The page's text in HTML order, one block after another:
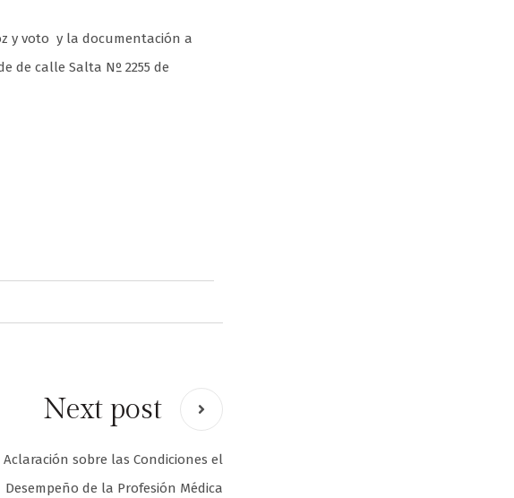
y voto y la documentación a
de calle Salta Nº 2255 de
Next post
Aclaración sobre las Condiciones el
Desempeño de la Profesión Médica